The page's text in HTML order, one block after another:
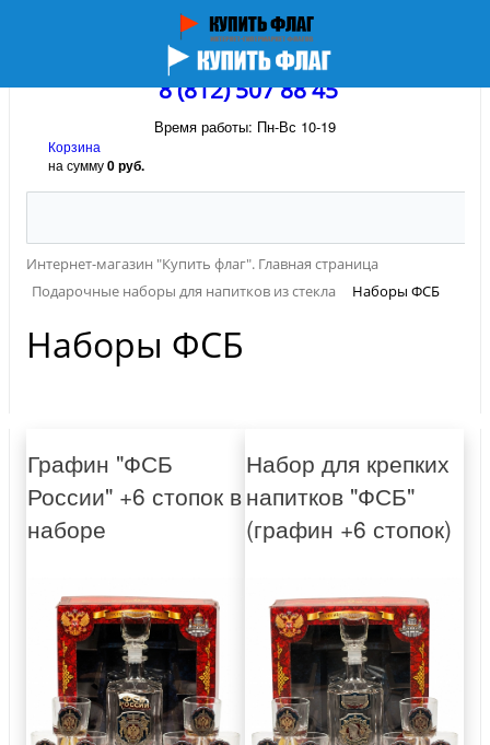
8 (812) 507 88 45
Время работы: Пн-Вс 10-19
Корзина
на сумму0 руб.
Интернет-магазин "Купить флаг". Главная страница
Подарочные наборы для напитков из стекла
Наборы ФСБ
Наборы ФСБ
Графин "ФСБ
России" +6 стопок в
наборе
Набор для крепких
напитков "ФСБ"
(графин +6 стопок)